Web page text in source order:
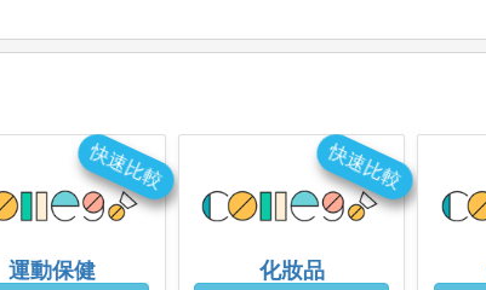
運動保健
快速比較
化妝品
快速比較